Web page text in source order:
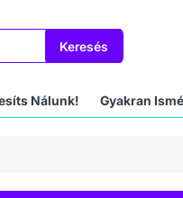
Keresés
Nálunk! Gyakran